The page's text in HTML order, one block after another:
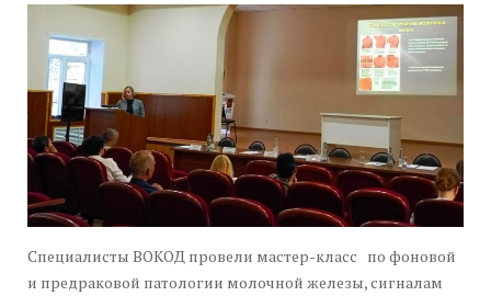
Специалисты ВОКОД провели мастер-класс по фоновой
и предраковой патологии молочной железы, сигналам